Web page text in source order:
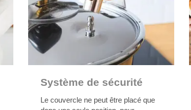
Système de sécurité
Le couvercle ne peut être placé que